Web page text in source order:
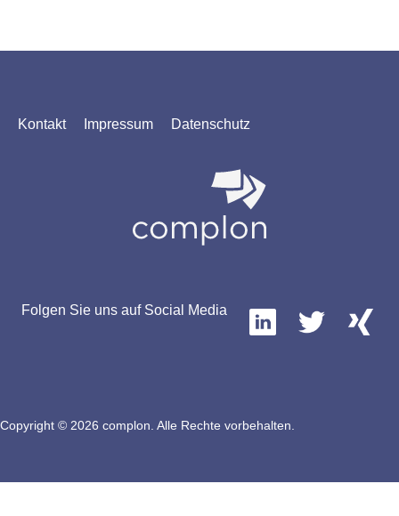
Kontakt Impressum Datenschutz
Folgen Sie uns auf Social Media
Copyright © 2026 complon. Alle Rechte vorbehalten.